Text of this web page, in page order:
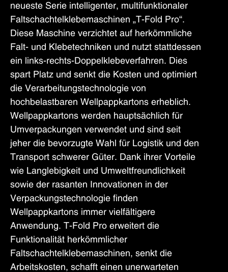
neueste Serie intelligenter, multifunktionaler
Faltschachtelklebemaschinen „T-Fold Pro“.
Diese Maschine verzichtet auf herkömmliche
Falt- und Klebetechniken und nutzt stattdessen
ein links-rechts-Doppelklebeverfahren. Dies
spart Platz und senkt die Kosten und optimiert
die Verarbeitungstechnologie von
hochbelastbaren Wellpappkartons erheblich.
Wellpappkartons werden hauptsächlich für
Umverpackungen verwendet und sind seit
jeher die bevorzugte Wahl für Logistik und den
Transport schwerer Güter. Dank ihrer Vorteile
wie Langlebigkeit und Umweltfreundlichkeit
sowie der rasanten Innovationen in der
Verpackungstechnologie finden
Wellpappkartons immer vielfältigere
Anwendung. T-Fold Pro erweitert die
Funktionalität herkömmlicher
Faltschachtelklebemaschinen, senkt die
Arbeitskosten, schafft einen unerwarteten